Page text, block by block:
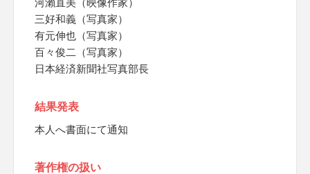
河瀨直美（映像作家）
三好和義（写真家）
有元伸也（写真家）
百々俊二（写真家）
日本経済新聞社写真部長
結果発表
本人へ書面にて通知
著作権の扱い